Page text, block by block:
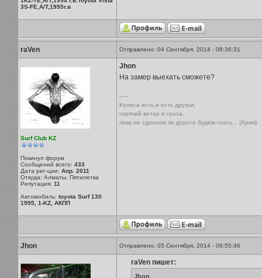
3S-FE,A/T,1995г.в
raVen Отправлено: 04 Сентября, 2014 - 08:36:31
Surf Club KZ
Покинул форум
Сообщений всего: 433
Дата рег-ции: Апр. 2011
Откуда: Алматы, Пятилетка
Репутация: 11
Автомобиль: toyota Surf 130
1995, 1-KZ, АКПП
Jhon
На замер выехать сможете?
-----
Колеса есть и есть друзья,
горячий ветер и гроза,
пока не сдохнем по дороге будем гнать... (Ария)
Jhon Отправлено: 05 Сентября, 2014 - 06:55:46
raVen пишет:
Jhon